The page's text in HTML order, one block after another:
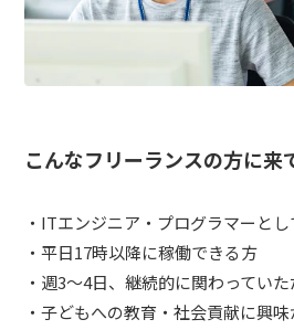
こんなフリーランスの方に来
・ITエンジニア・プログラマーと
・平日17時以降に稼働できる方
・週3〜4日、継続的に関わってい
・子どもへの教育・社会貢献に興